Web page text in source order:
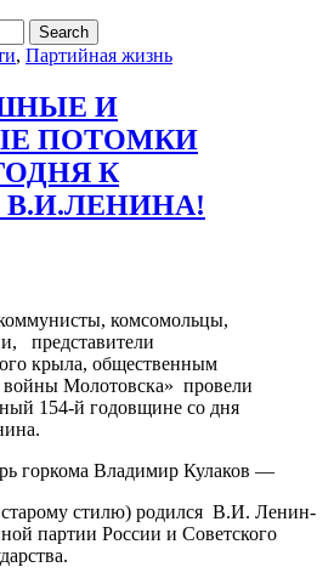
, Партийная жизнь
И
ПОТОМКИ
К
комсомольцы,
представители
крыла, общественным
Молотовска» провели
154-й годовщине со дня
горкома Владимир Кулаков —
старому стилю) родился В.И. Ленин-
партии России и Советского